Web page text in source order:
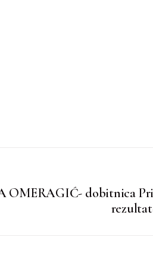
OMERAGIĆ- dobitnica